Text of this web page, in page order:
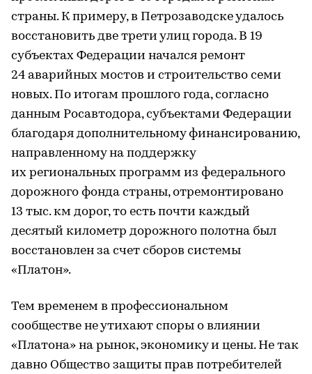
страны. К примеру, в Петрозаводске удалось
восстановить две трети улиц города. В 19
субъектах Федерации начался ремонт
24 аварийных мостов и строительство семи
новых. По итогам прошлого года, согласно
данным Росавтодора, субъектами Федерации
благодаря дополнительному финансированию,
направленному на поддержку
их региональных программ из федерального
дорожного фонда страны, отремонтировано
13 тыс. км дорог, то есть почти каждый
десятый километр дорожного полотна был
восстановлен за счет сборов системы
«Платон».
Тем временем в профессиональном
сообществе не утихают споры о влиянии
«Платона» на рынок, экономику и цены. Не так
давно Общество защиты прав потребителей